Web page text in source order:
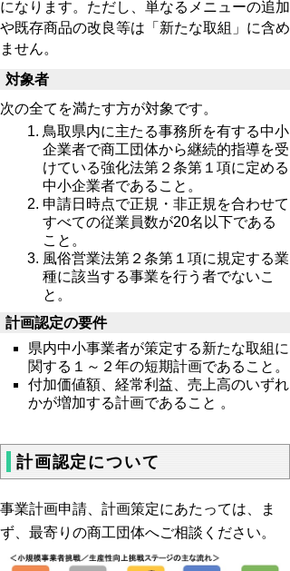
になります。ただし、単なるメニューの追加
や既存商品の改良等は「新たな取組」に含め
ません。
対象者
次の全てを満たす方が対象です。
鳥取県内に主たる事務所を有する中小
企業者で商工団体から継続的指導を受
けている強化法第２条第１項に定める
中小企業者であること。
申請日時点で正規・非正規を合わせて
すべての従業員数が20名以下である
こと。
風俗営業法第２条第１項に規定する業
種に該当する事業を行う者でないこ
と。
計画認定の要件
県内中小事業者が策定する新たな取組に
関する１～２年の短期計画であること。
付加価値額、経常利益、売上高のいずれ
かが増加する計画であること 。
計画認定について
事業計画申請、計画策定にあたっては、ま
ず、最寄りの商工団体へご相談ください。